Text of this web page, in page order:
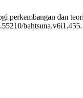
perkembangan dan
bahtsuna.v6i1.455.